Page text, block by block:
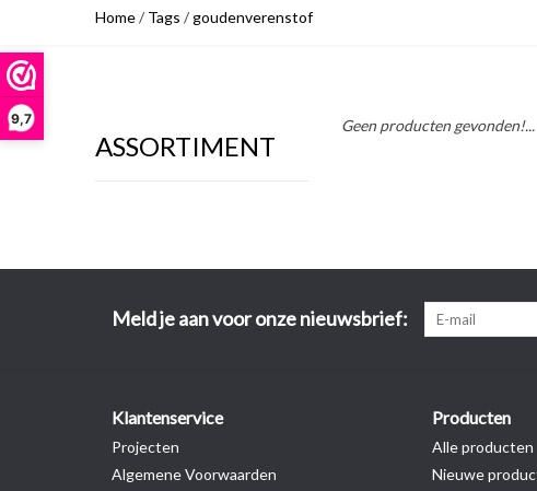
9,7
Home/ Tags /goudenverenstof
ASSORTIMENT
Geen producten gevonden!...
Meld je aan voor onze nieuwsbrief:
Klantenservice
Projecten
Algemene Voorwaarden
Producten
Alle producten
Nieuwe